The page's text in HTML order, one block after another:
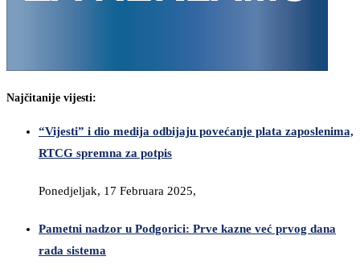
Najčitanije vijesti:
“Vijesti” i dio medija odbijaju povećanje plata zaposlenima,
RTCG spremna za potpis
Ponedjeljak, 17 Februara 2025,
Pametni nadzor u Podgorici: Prve kazne već prvog dana
rada sistema